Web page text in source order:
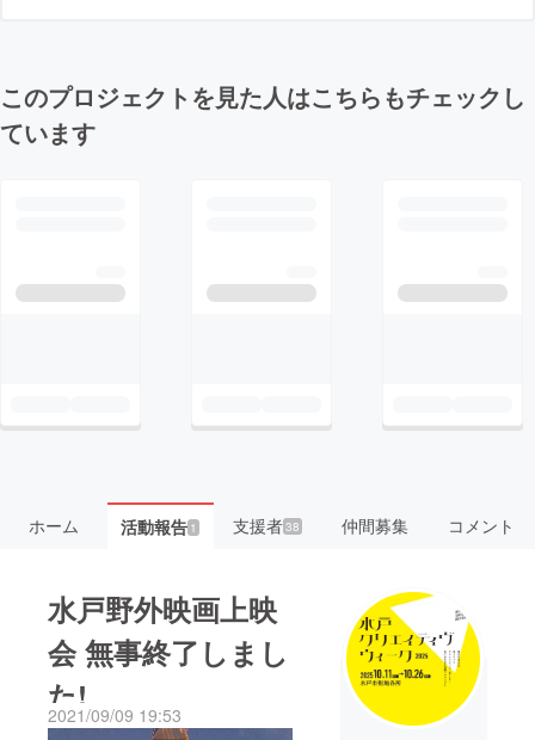
このプロジェクトを見た人はこちらもチェックし
ています
ホーム 活動報告1 支援者38 仲間募集 コメント
水戸野外映画上映
会 無事終了しまし
た!
2021/09/09 19:53